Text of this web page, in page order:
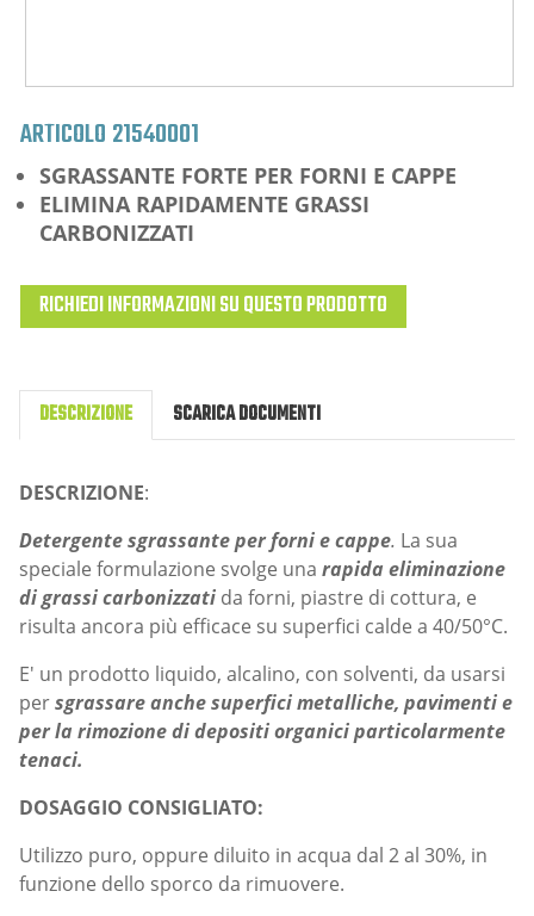
ARTICOLO 21540001
SGRASSANTE FORTE PER FORNI E CAPPE
ELIMINA RAPIDAMENTE GRASSI
CARBONIZZATI
RICHIEDI INFORMAZIONI SU QUESTO PRODOTTO
DESCRIZIONE SCARICA DOCUMENTI
DESCRIZIONE:
Detergente sgrassante per forni e cappe. La sua
speciale formulazione svolge una rapida eliminazione
di grassi carbonizzati da forni, piastre di cottura, e
risulta ancora più efficace su superfici calde a 40/50°C.
E' un prodotto liquido, alcalino, con solventi, da usarsi
persgrassare anche superfici metalliche, pavimenti e
per la rimozione di depositi organici particolarmente
tenaci.
DOSAGGIO CONSIGLIATO:
Utilizzo puro, oppure diluito in acqua dal 2 al 30%, in
funzione dello sporco da rimuovere.